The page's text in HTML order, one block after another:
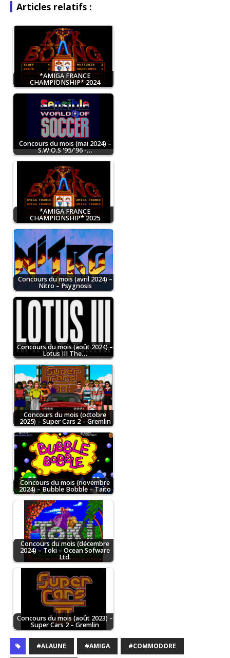
Articles relatifs :
*AMIGA FRANCE
CHAMPIONSHIP* 2024
Concours du mois (mai 2024) –
S.W.O.S '95/'96 -…
*AMIGA FRANCE
CHAMPIONSHIP* 2025
Concours du mois (avril 2024) –
Nitro – Psygnosis
Concours du mois (août 2024) –
Lotus III The…
Concours du mois (octobre
2025) – Super Cars 2 – Gremlin
Concours du mois (novembre
2024) – Bubble Bobble – Taito
Concours du mois (décembre
2024) – Toki – Ocean Sofware
Ltd.
Concours du mois (août 2023) –
Super Cars 2 – Gremlin
#ALAUNE #AMIGA #COMMODORE